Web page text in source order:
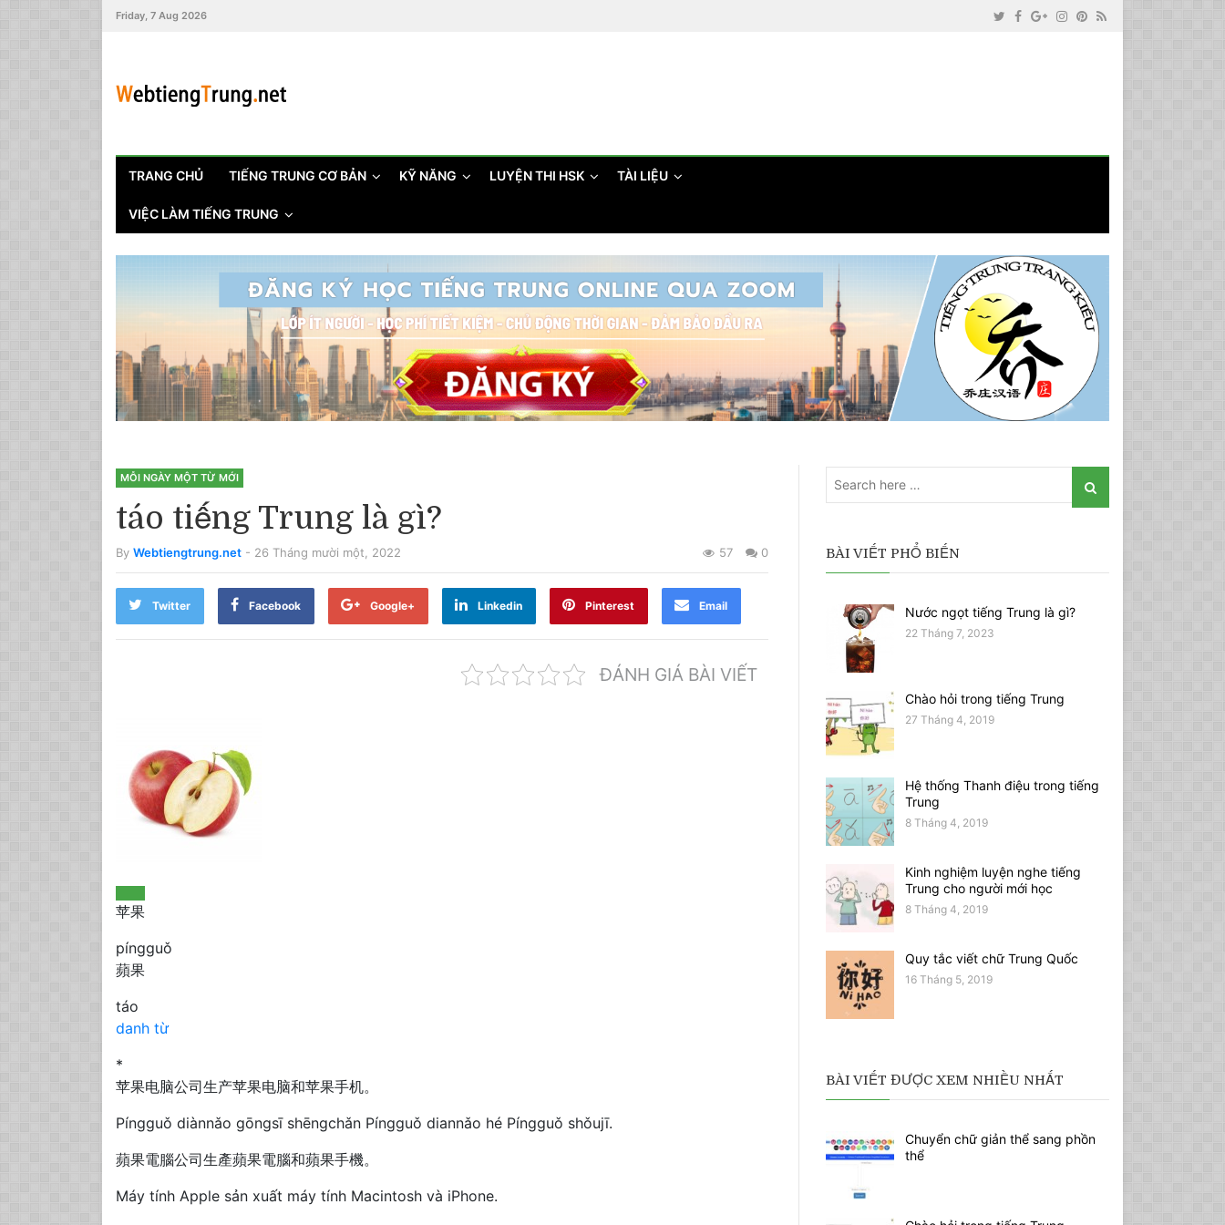
Friday, 7 Aug 2026
TRANG CHỦ TIẾNG TRUNG CƠ BẢN KỸ NĂNG LUYỆN THI HSK TÀI LIỆU
VIỆC LÀM TIẾNG TRUNG
MỖI NGÀY MỘT TỪ MỚI
táo tiếng Trung là gì?
By Webtiengtrung.net - 26 Tháng mười một, 2022 57 0
Twitter Facebook Google+ Linkedin Pinterest Email
ĐÁNH GIÁ BÀI VIẾT
苹果
píngguǒ
蘋果
táo
danh từ
*
苹果电脑公司生产苹果电脑和苹果手机。
Píngguǒ diànnǎo gōngsī shēngchǎn Píngguǒ diannǎo hé Píngguǒ shǒujī.
蘋果電腦公司生產蘋果電腦和蘋果手機。
Máy tính Apple sản xuất máy tính Macintosh và iPhone.
BÀI VIẾT PHỔ BIẾN
Nước ngọt tiếng Trung là gì?
22 Tháng 7, 2023
Chào hỏi trong tiếng Trung
27 Tháng 4, 2019
Hệ thống Thanh điệu trong tiếng
Trung
8 Tháng 4, 2019
Kinh nghiệm luyện nghe tiếng
Trung cho người mới học
8 Tháng 4, 2019
Quy tắc viết chữ Trung Quốc
16 Tháng 5, 2019
BÀI VIẾT ĐƯỢC XEM NHIỀU NHẤT
Chuyển chữ giản thể sang phồn
thể